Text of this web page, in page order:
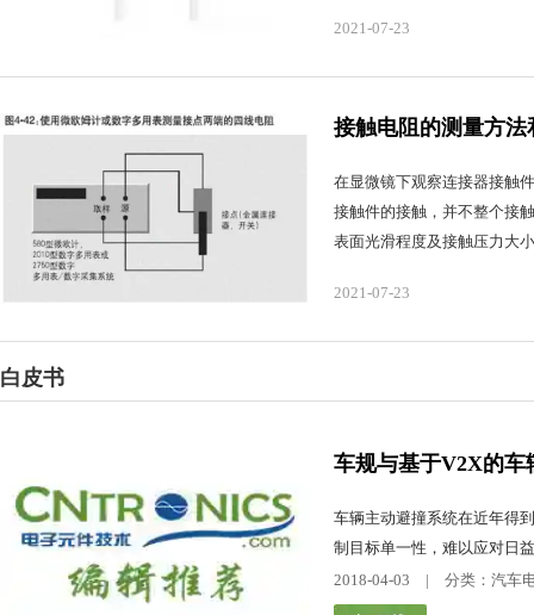
2021-07-23
接触电阻的测量方法
在显微镜下观察连接器接触
接触件的接触，并不整个接
表面光滑程度及接触压力大
2021-07-23
白皮书
车规与基于V2X的车
车辆主动避撞系统在近年得
制目标单一性，难以应对日
2018-04-03 | 分类：汽